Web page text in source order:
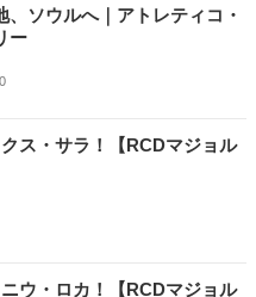
、ソウルへ｜アトレティコ・
ー
ス・サラ！【RCDマジョル
ウ・ロカ！【RCDマジョル